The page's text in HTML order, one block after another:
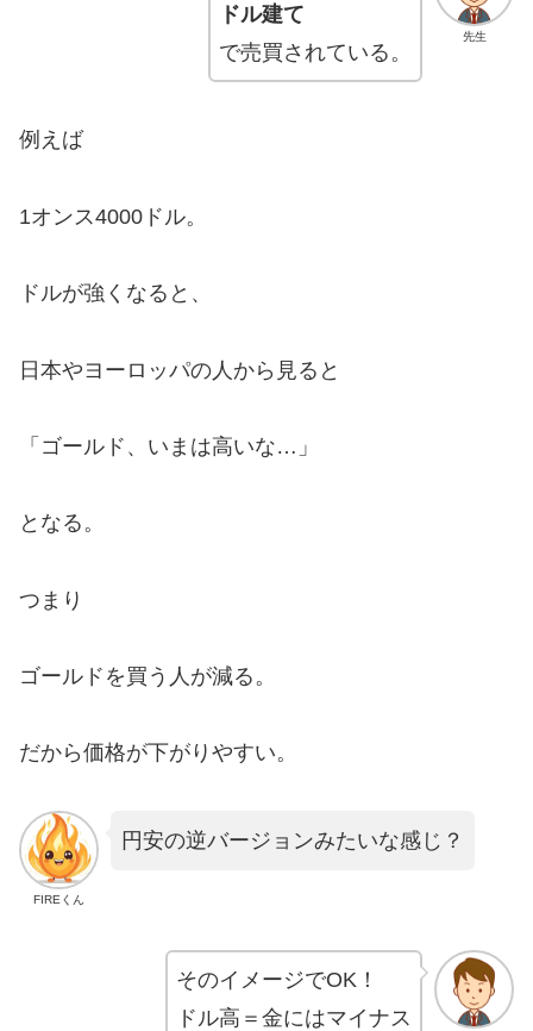
先生
ドル建て
で売買されている。
例えば
1オンス4000ドル。
ドルが強くなると、
日本やヨーロッパの人から見ると
「ゴールド、いまは高いな…」
となる。
つまり
ゴールドを買う人が減る。
だから価格が下がりやすい。
FIREくん
円安の逆バージョンみたいな感じ？
そのイメージでOK！
ドル高＝金にはマイナス